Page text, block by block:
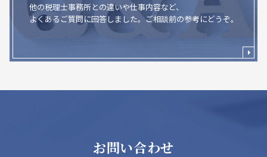
他の税理士事務所との違いや仕事内容など、
よくあるご質問に回答しました。ご相談前の参考にどうぞ。
お問い合わせ